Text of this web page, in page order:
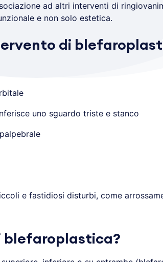
ad altri interventi di
e non solo estetica.
di
uno sguardo triste e stanco
e fastidiosi disturbi, come
blefaroplastica?